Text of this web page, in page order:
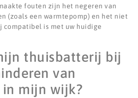
fouten zijn het negeren van
(zoals een warmtepomp) en het niet
is met uw huidige
thuisbatterij bij
van
mijn wijk?